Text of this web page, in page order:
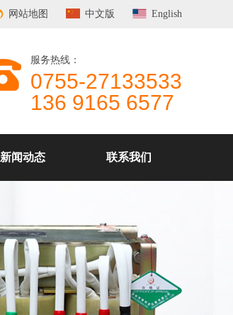
网站地图 中文版 English
服务热线：
0755-27133533
136 9165 6577
新闻动态 联系我们